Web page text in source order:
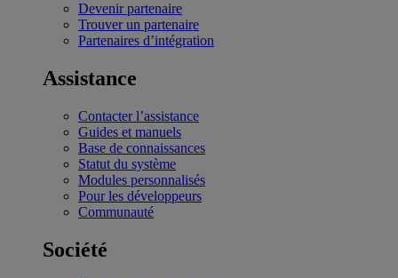
Devenir partenaire
Trouver un partenaire
Partenaires d’intégration
Assistance
Contacter l’assistance
Guides et manuels
Base de connaissances
Statut du système
Modules personnalisés
Pour les développeurs
Communauté
Société